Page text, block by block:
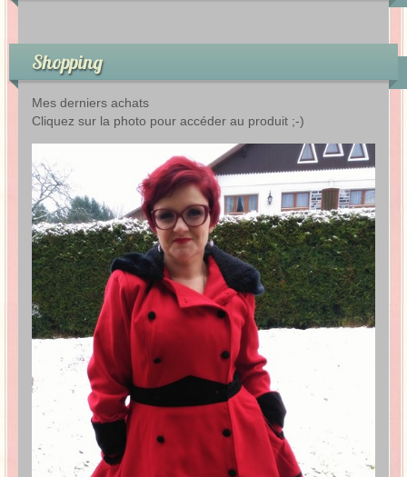
Shopping
Mes derniers achats
Cliquez sur la photo pour accéder au produit ;-)